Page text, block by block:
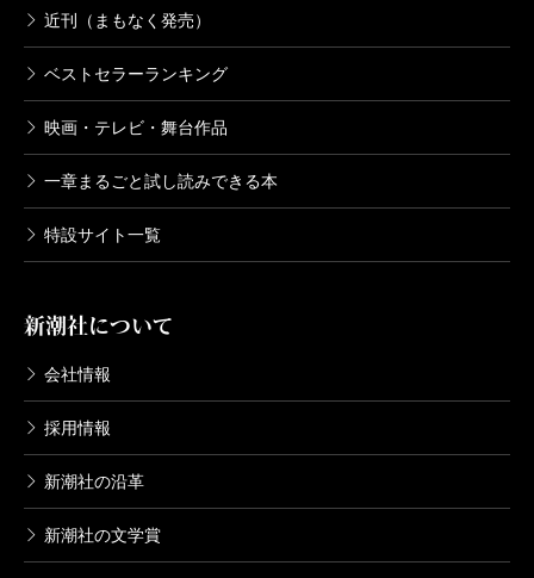
近刊（まもなく発売）
ベストセラーランキング
映画・テレビ・舞台作品
一章まるごと試し読みできる本
特設サイト一覧
新潮社について
会社情報
採用情報
新潮社の沿革
新潮社の文学賞